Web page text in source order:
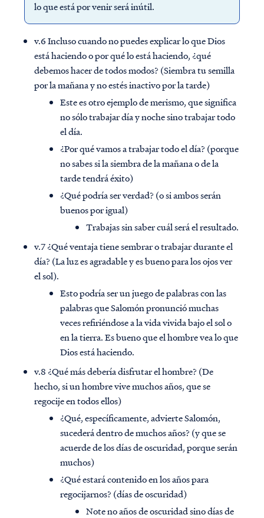
lo que está por venir será inútil.
v.6 Incluso cuando no puedes explicar lo que Dios
está haciendo o por qué lo está haciendo, ¿qué
debemos hacer de todos modos? (Siembra tu semilla
por la mañana y no estés inactivo por la tarde)
Este es otro ejemplo de merismo, que significa
no sólo trabajar día y noche sino trabajar todo
el día.
¿Por qué vamos a trabajar todo el día? (porque
no sabes si la siembra de la mañana o de la
tarde tendrá éxito)
¿Qué podría ser verdad? (o si ambos serán
buenos por igual)
Trabajas sin saber cuál será el resultado.
v.7 ¿Qué ventaja tiene sembrar o trabajar durante el
día? (La luz es agradable y es bueno para los ojos ver
el sol).
Esto podría ser un juego de palabras con las
palabras que Salomón pronunció muchas
veces refiriéndose a la vida vivida bajo el sol o
en la tierra. Es bueno que el hombre vea lo que
Dios está haciendo.
v.8 ¿Qué más debería disfrutar el hombre? (De
hecho, si un hombre vive muchos años, que se
regocije en todos ellos)
¿Qué, específicamente, advierte Salomón,
sucederá dentro de muchos años? (y que se
acuerde de los días de oscuridad, porque serán
muchos)
¿Qué estará contenido en los años para
regocijarnos? (días de oscuridad)
Note no años de oscuridad sino días de